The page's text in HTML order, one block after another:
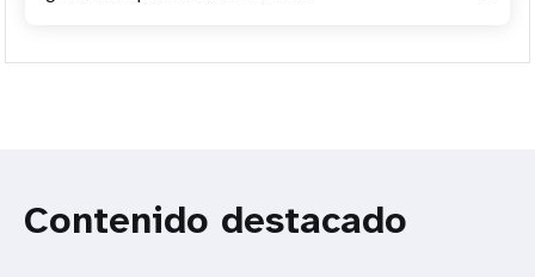
Contenido destacado